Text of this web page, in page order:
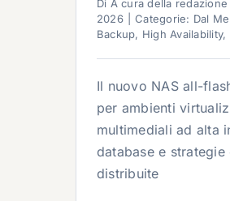
Di A cura della redazione
2026
Categorie: Dal
Backup, High Availability,
Il nuovo NAS all-
per ambienti
multimediali ad alta
database e
distribuite